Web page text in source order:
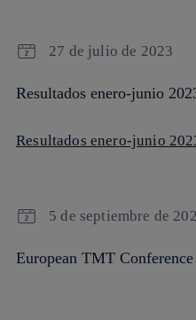
27 de julio de 2023
Resultados enero-junio
Resultados enero-junio
5 de septiembre de
European TMT